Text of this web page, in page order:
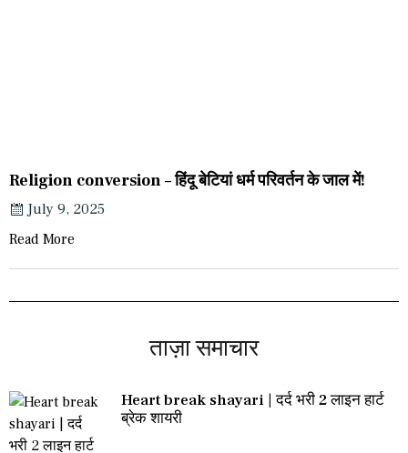
Religion conversion – हिंदू बेटियां धर्म परिवर्तन के जाल में!
July 9, 2025
Read More
ताज़ा समाचार
Heart break shayari | दर्द भरी 2 लाइन हार्ट
ब्रेक शायरी